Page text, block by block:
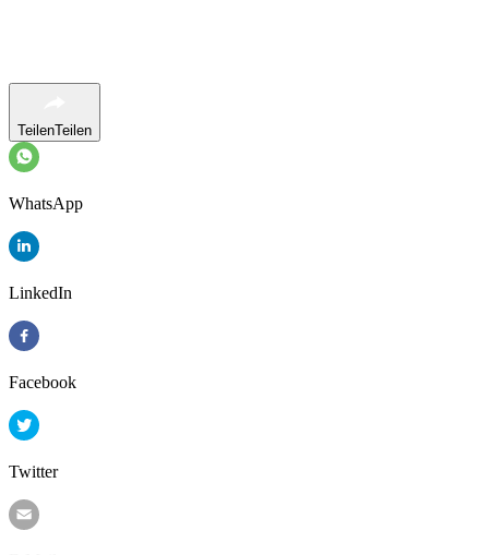
TeilenTeilen
WhatsApp
LinkedIn
Facebook
Twitter